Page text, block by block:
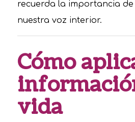
recuerda la importancia
nuestra voz interior.
Cómo
vida